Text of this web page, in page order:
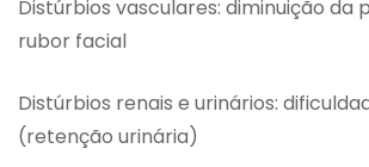
Distúrbios vasculares: diminuição da
rubor facial
Distúrbios renais e urinários:
(retenção urinária)